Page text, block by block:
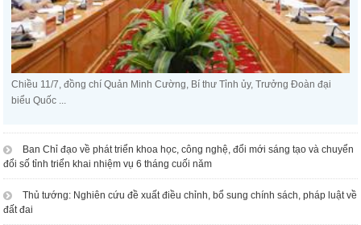
Chiều 11/7, đồng chí Quản Minh Cường, Bí thư Tỉnh ủy, Trưởng Đoàn đại
biểu Quốc ...
Ban Chỉ đạo về phát triển khoa học, công nghệ, đổi mới sáng tạo và chuyển
đổi số tỉnh triển khai nhiệm vụ 6 tháng cuối năm
Thủ tướng: Nghiên cứu đề xuất điều chỉnh, bổ sung chính sách, pháp luật về
đất đai